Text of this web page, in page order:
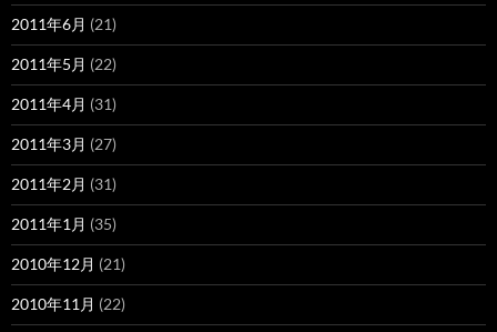
2011年6月 (21)
2011年5月 (22)
2011年4月 (31)
2011年3月 (27)
2011年2月 (31)
2011年1月 (35)
2010年12月 (21)
2010年11月 (22)